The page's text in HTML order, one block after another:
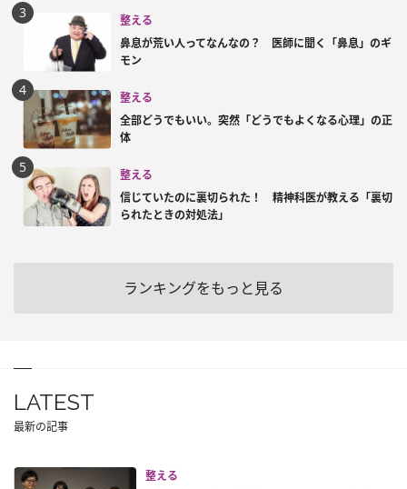
整える
鼻息が荒い人ってなんなの？ 医師に聞く「鼻息」のギ
モン
整える
全部どうでもいい。突然「どうでもよくなる心理」の正
体
整える
信じていたのに裏切られた！ 精神科医が教える「裏切
られたときの対処法」
ランキングをもっと見る
LATEST
最新の記事
整える